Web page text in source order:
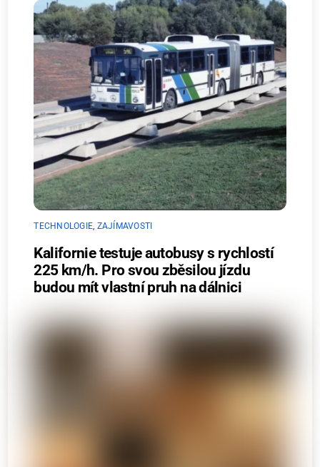
TECHNOLOGIE, ZAJÍMAVOSTI
Kalifornie testuje autobusy s rychlostí
225 km/h. Pro svou zběsilou jízdu
budou mít vlastní pruh na dálnici